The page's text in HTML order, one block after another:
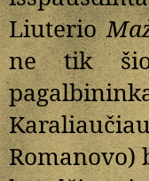
Liuterio
ne tik
Romanovo)